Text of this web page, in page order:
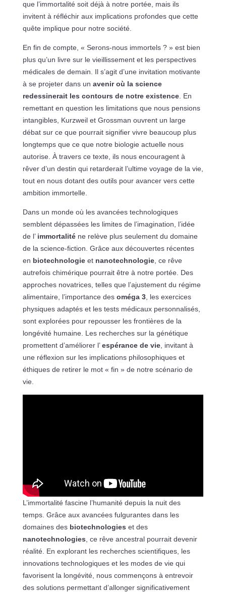
que l’immortalité soit déjà à notre portée, mais ils
invitent à réfléchir aux implications profondes que cette
quête implique pour notre société.
En fin de compte, « Serons-nous immortels ? » est bien
plus qu’un livre sur le vieillissement et les perspectives
médicales de demain. Il s’agit d’une invitation motivante
à se projeter dans un avenir où la science
redessinerait les contours de notre existence. En
remettant en question les limitations que nous pensions
intangibles, Kurzweil et Grossman ouvrent un large
débat sur ce que pourrait signifier vivre beaucoup plus
longtemps que ce que notre biologie actuelle nous
autorise. À travers ce texte, ils nous encouragent à
rêver d’un destin qui retarderait l’ultime voyage de la vie,
tout en nous dotant des outils pour avancer vers cette
ambition immortelle.
Dans un monde où les avancées technologiques
semblent dépassées les limites de l’imagination, l’idée
de l’ immortaliténe relève plus seulement du domaine
de la science-fiction. Grâce aux découvertes récentes
en biotechnologieet nanotechnologie, ce rêve
autrefois chimérique pourrait être à notre portée. Des
approches novatrices, telles que l’ajustement du régime
alimentaire, l’importance des oméga 3, les exercices
physiques adaptés et les tests médicaux personnalisés,
sont explorées pour repousser les frontières de la
longévité humaine. Les recherches sur la génétique
promettent d’améliorer l’espérance de vie, invitant à
une réflexion sur les implications philosophiques et
éthiques de retirer le mot « fin » de notre scénario de
vie.
L’immortalité fascine l’humanité depuis la nuit des
temps. Grâce aux avancées fulgurantes dans les
domaines des biotechnologies et des
nanotechnologies , ce rêve ancestral pourrait devenir
réalité. En explorant les recherches scientifiques, les
innovations technologiques et les modes de vie qui
favorisent la longévité, nous commençons à entrevoir
des solutions permettant d’allonger significativement